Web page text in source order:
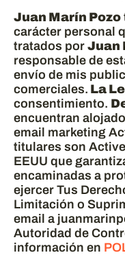
Juan Marín Pozo
carácter personal
tratados por Juan
responsable de
envío de mis
comerciales. La
consentimiento.
encuentran
email marketing
titulares son
EEUU que
encaminadas a
ejercer Tus
Limitación o
email a
Autoridad de
información en